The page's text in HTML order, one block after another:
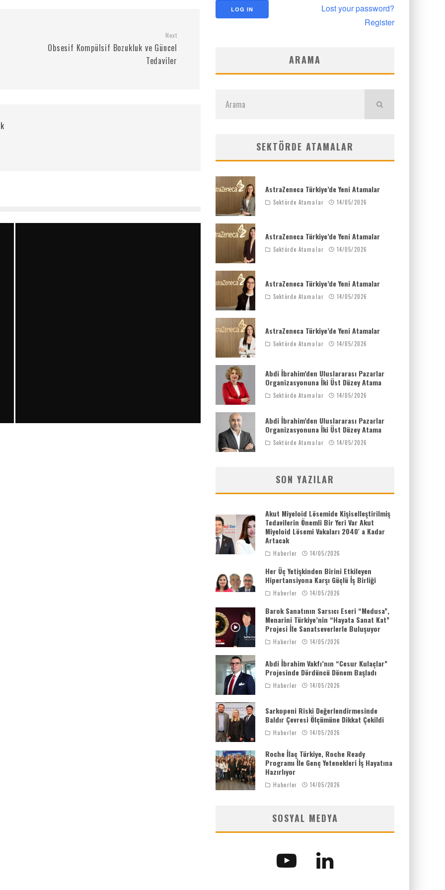
Next
Obsesif Kompülsif Bozukluk ve Güncel
Tedaviler
Lost your password?
Register
ARAMA
SEKTÖRDE ATAMALAR
AstraZeneca Türkiye’de Yeni Atamalar
Sektörde Atamalar 14/05/2026
AstraZeneca Türkiye’de Yeni Atamalar
Sektörde Atamalar 14/05/2026
AstraZeneca Türkiye’de Yeni Atamalar
Sektörde Atamalar 14/05/2026
AstraZeneca Türkiye’de Yeni Atamalar
Sektörde Atamalar 14/05/2026
Abdi İbrahim’den Uluslararası Pazarlar
Organizasyonuna İki Üst Düzey Atama
Sektörde Atamalar 14/05/2026
Abdi İbrahim’den Uluslararası Pazarlar
Organizasyonuna İki Üst Düzey Atama
Sektörde Atamalar 14/05/2026
SON YAZILAR
Akut Miyeloid Lösemide Kişiselleştirilmiş
Tedavilerin Önemli Bir Yeri Var Akut
Miyeloid Lösemi Vakaları 2040′ a Kadar
Artacak
Haberler 14/05/2026
Her Üç Yetişkinden Birini Etkileyen
Hipertansiyona Karşı Güçlü İş Birliği
Haberler 14/05/2026
Barok Sanatının Sarsıcı Eseri “Medusa”,
Menarini Türkiye’nin “Hayata Sanat Kat”
Projesi İle Sanatseverlerle Buluşuyor
Haberler 14/05/2026
Abdi İbrahim Vakfı’nın “Cesur Kulaçlar”
Projesinde Dördüncü Dönem Başladı
Haberler 14/05/2026
Sarkopeni Riski Değerlendirmesinde
Baldır Çevresi Ölçümüne Dikkat Çekildi
Haberler 14/05/2026
Roche İlaç Türkiye, Roche Ready
Programı İle Genç Yetenekleri İş Hayatına
Hazırlıyor
Haberler 14/05/2026
SOSYAL MEDYA